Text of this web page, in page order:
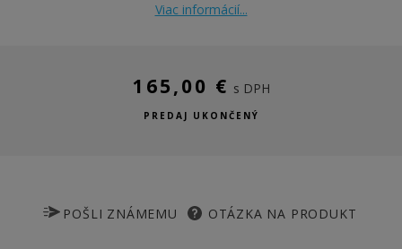
Viac informácií...
165,00 € s DPH
PREDAJ UKONČENÝ
POŠLI ZNÁMEMU OTÁZKA NA PRODUKT